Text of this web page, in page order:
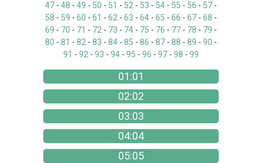
47 - 48 - 49 - 50 - 51 - 52 - 53 - 54 - 55 - 56 - 57 -
58 - 59 - 60 - 61 - 62 - 63 - 64 - 65 - 66 - 67 - 68 -
69 - 70 - 71 - 72 - 73 - 74 - 75 - 76 - 77 - 78 - 79 -
80 - 81 - 82 - 83 - 84 - 85 - 86 - 87 - 88 - 89 - 90 -
91 - 92 - 93 - 94 - 95 - 96 - 97 - 98 - 99
01:01
02:02
03:03
04:04
05:05